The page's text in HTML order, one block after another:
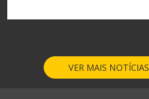
VER MAIS NOTÍCIAS